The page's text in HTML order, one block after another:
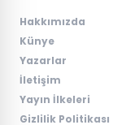
Hakkımızda
Künye
Yazarlar
İletişim
Yayın İlkeleri
Gizlilik Politikası